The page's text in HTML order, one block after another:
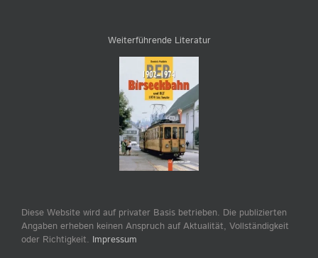
Weiterführende Literatur
Diese Website wird auf privater Basis betrieben. Die publizierten
Angaben erheben keinen Anspruch auf Aktualität, Vollständigkeit
oder Richtigkeit. Impressum